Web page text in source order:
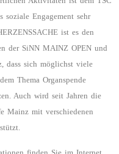
soziale Engagement sehr
ist es den
der SiNN MAINZ OPEN und
dass sich möglichst viele
Thema Organspende
Auch wird seit Jahren die
Mainz mit verschiedenen